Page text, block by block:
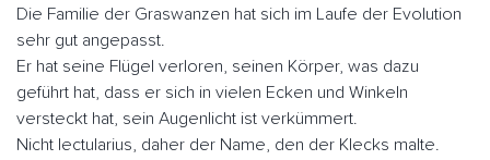
Die Familie der Graswanzen hat sich im Laufe der Evolution
sehr gut angepasst.
Er hat seine Flügel verloren, seinen Körper, was dazu
geführt hat, dass er sich in vielen Ecken und Winkeln
versteckt hat, sein Augenlicht ist verkümmert.
Nicht lectularius, daher der Name, den der Klecks malte.